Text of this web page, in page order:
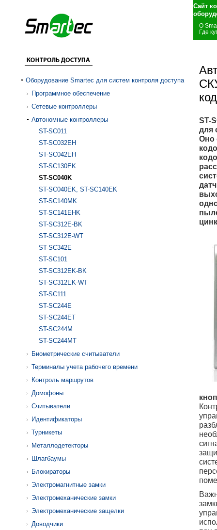
Сайт
О
Где
Оборудование Smartec для систем контроля доступа
Программное обеспечение
Сетевые контроллеры
Автономные контроллеры
ST-SC011
ST-SC032EH
ST-SC042EH
ST-SC130EK
ST-SC040K
ST-SC040EK, ST-SC140EK
ST-SC140MK
ST-SC141EHK
ST-SC312E-BK
ST-SC312E-WT
ST-SC342E
ST-SC101
ST-SC312EK-BK
ST-SC312EK-WT
ST-SC111
ST-SC244E
ST-SC244ET
ST-SC244M
ST-SC244MT
Биометрические считыватели
Терминалы учета рабочего времени
Контроль маршрутов
Домофоны
Считыватели
Идентификаторы
Турникеты
Металлодетекторы
Шлагбаумы
Блокираторы
Электромагнитные замки
Электромеханические замки
Электромеханические защелки
Доводчики
ST-
для
Оно